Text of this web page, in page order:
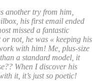
another try from him,
his first email ended
missed a fantastic
not, he was « keeping his
with him! Me, plus-size
a standard model, it
When I discover his
it, it’s just so poetic!